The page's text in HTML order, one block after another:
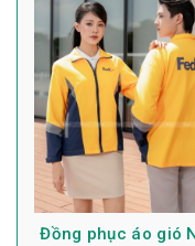
Đồng phục áo gió